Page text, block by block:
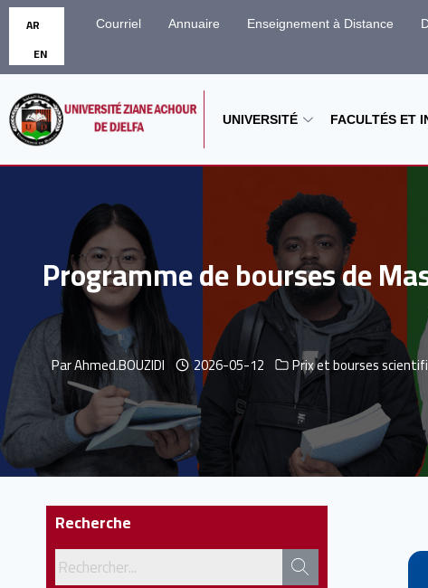
AR
EN
Courriel Annuaire Enseignement à Distance
UNIVERSITÉ FACULTÉS ET
Programme de bourses de
ParAhmed.BOUZIDI 2026-05-12 Prix ​​et bourses
Recherche